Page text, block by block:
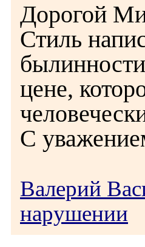
Дорогой
Стиль
цене,
С
Валерий
нарушении